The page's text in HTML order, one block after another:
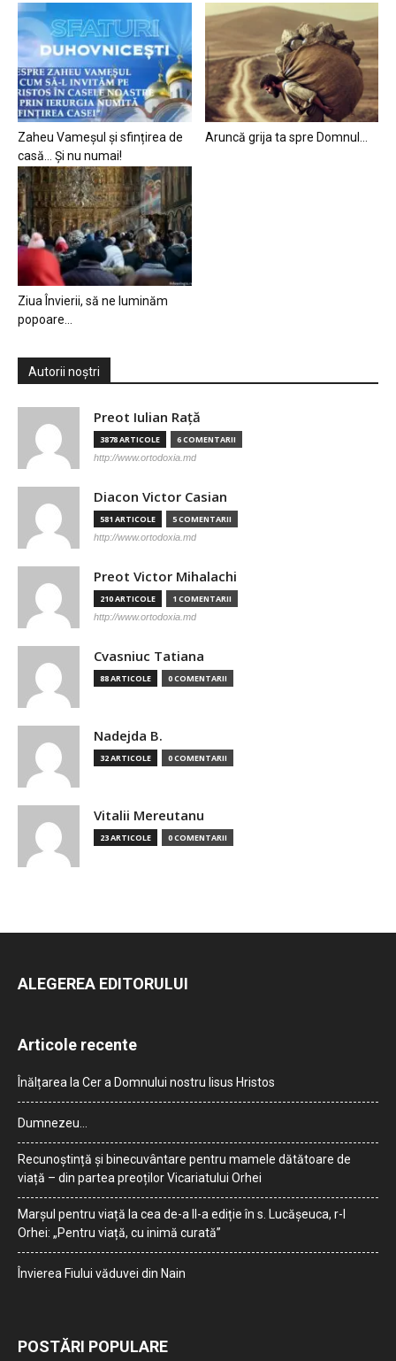
Zaheu Vameșul și sfințirea de
casă… Și nu numai!
Aruncă grija ta spre Domnul…
Ziua Învierii, să ne luminăm
popoare…
Autorii noștri
Preot Iulian Raţă
3878 ARTICOLE 6 COMENTARII
http://www.ortodoxia.md
Diacon Victor Casian
581 ARTICOLE 5 COMENTARII
http://www.ortodoxia.md
Preot Victor Mihalachi
210 ARTICOLE 1 COMENTARII
http://www.ortodoxia.md
Cvasniuc Tatiana
88 ARTICOLE 0 COMENTARII
Nadejda B.
32 ARTICOLE 0 COMENTARII
Vitalii Mereutanu
23 ARTICOLE 0 COMENTARII
ALEGEREA EDITORULUI
Articole recente
Înălțarea la Cer a Domnului nostru Iisus Hristos
Dumnezeu…
Recunoștință și binecuvântare pentru mamele dătătoare de
viață – din partea preoților Vicariatului Orhei
Marșul pentru viață la cea de-a II-a ediție în s. Lucășeuca, r-l
Orhei: „Pentru viață, cu inimă curată”
Învierea Fiului văduvei din Nain
POSTĂRI POPULARE